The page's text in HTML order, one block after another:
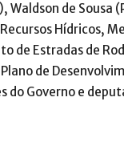
Waldson de Sousa
Hídricos,
de Estradas de
de
do Governo e